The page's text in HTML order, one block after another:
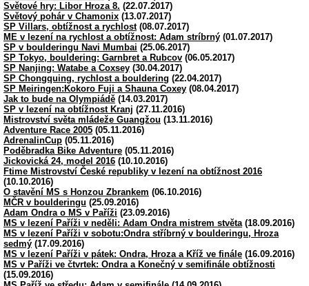
Světové hry: Libor Hroza 8. (22.07.2017)
Světový pohár v Chamonix (13.07.2017)
SP Villars, obtížnost a rychlost(08.07.2017)
ME v lezení na rychlost a obtížnost: Adam stríbrný (01.07.2017)
SP v boulderingu Navi Mumbai (25.06.2017)
SP Tokyo, bouldering: Garnbret a Rubcov (06.05.2017)
SP Nanjing: Watabe a Coxsey (30.04.2017)
SP Chongquing, rychlost a bouldering (22.04.2017)
SP Meiringen:Kokoro Fuji a Shauna Coxey (08.04.2017)
Jak to bude na Olympiádě (14.03.2017)
SP v lezení na obtížnost Kranj (27.11.2016)
Mistrovství světa mládeže Guangžou (13.11.2016)
Adventure Race 2005 (05.11.2016)
AdrenalinCup (05.11.2016)
Poděbradka Bike Adventure (05.11.2016)
Jickovická 24, model 2016 (10.10.2016)
Ftime Mistrovství České republiky v lezení na obtížnost 2016
(10.10.2016)
O stavění MS s Honzou Zbrankem (06.10.2016)
MČR v boulderingu (25.09.2016)
Adam Ondra o MS v Paříži (23.09.2016)
MS v lezení Paříži v neděli: Adam Ondra mistrem stvěta(18.09.2016)
MS v lezení Paříži v sobotu:Ondra stříbrný v boulderingu, Hroza
sedmý (17.09.2016)
MS v lezení Paříži v pátek: Ondra, Hroza a Kříž ve finále (16.09.2016)
MS v Paříži ve čtvrtek: Ondra a Konečný v semifinále obtížnosti
(15.09.2016)